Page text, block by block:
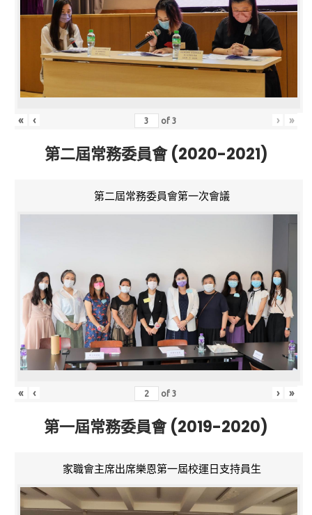
« ‹ of3 › »
第二屆常務委員會 (2020-2021)
第二屆常務委員會第一次會議
« ‹ of3 › »
第一屆常務委員會 (2019-2020)
家職會主席出席樂恩第一屆校運日支持員生